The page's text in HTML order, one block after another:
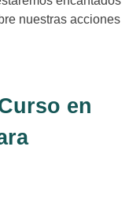
nuestras acciones
en